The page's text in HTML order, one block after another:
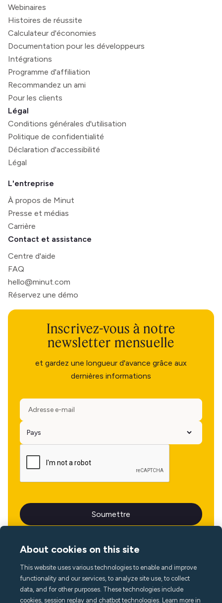
Webinaires
Histoires de réussite
Calculateur d'économies
Documentation pour les développeurs
Intégrations
Programme d'affiliation
Recommandez un ami
Pour les clients
Légal
Conditions générales d'utilisation
Politique de confidentialité
Déclaration d'accessibilité
Légal
L'entreprise
À propos de Minut
Presse et médias
Carrière
Contact et assistance
Centre d'aide
FAQ
hello@minut.com
Réservez une démo
Inscrivez-vous à notre
newsletter mensuelle
et gardez une longueur d'avance grâce aux
dernières informations
Langue
About cookies on this site
This website uses various technologies to enable and improve
functionality and our services, to analyze site use, to collect
data, and for other purposes. These technologies include
cookies, session replay and chatbot technologies. Learn more in